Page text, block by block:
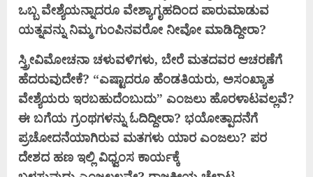
ಒಬ್ಬ ವೇಶ್ಯೆಯನ್ನಾದರೂ ವೇಶ್ಯಾಗೃಹದಿಂದ ಪಾರುಮಾಡುವ
ಯತ್ನವನ್ನು ನಿಮ್ಮ ಗುಂಪಿನವರೋ ನೀವೋ ಮಾಡಿದ್ದೀರಾ?
ಸ್ತ್ರೀವಿಮೋಚನಾ ಚಳುವಳಿಗಳು, ಬೇರೆ ಮತದವರ ಆಚರಣೆಗೆ
ಹೆದರುವುದೇಕೆ? “ಎಷ್ಟಾದರೂ ಹೆಂಡತಿಯರು, ಅಸಂಖ್ಯಾತ
ವೇಶ್ಯೆಯರು ಇರಬಹುದೆಂಬುದು” ಎಂಜಲು ಹೊರಳಾಟವಲ್ಲವೆ?
ಈ ಬಗೆಯ ಗ್ರಂಥಗಳನ್ನು ಓದಿದ್ದೀರಾ? ಭಯೋತ್ಪಾದನೆಗೆ
ಪ್ರಚೋದನೆಯಾಗಿರುವ ಮತಗಳು ಯಾರ ಎಂಜಲು? ಪರ
ದೇಶದ ಹಣ ಇಲ್ಲಿ ವಿಧ್ವಂಸ ಕಾರ್ಯಕ್ಕೆ